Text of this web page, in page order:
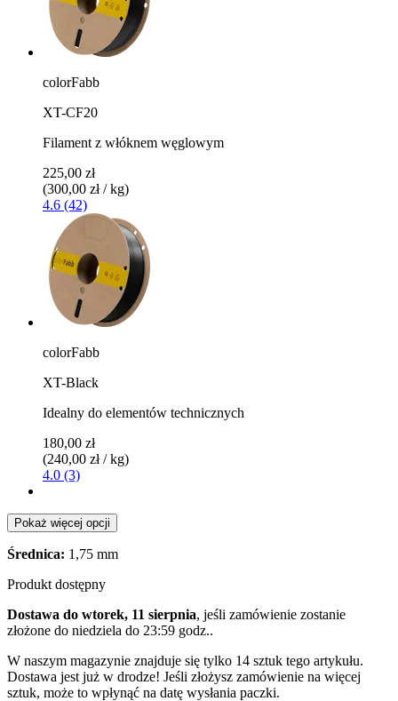
colorFabb
XT-CF20
Filament z włóknem węglowym
225,00 zł
(300,00 zł / kg)
4.6 (42)
colorFabb
XT-Black
Idealny do elementów technicznych
180,00 zł
(240,00 zł / kg)
4.0 (3)
Pokaż więcej opcji
Średnica: 1,75 mm
Produkt dostępny
Dostawa do wtorek, 11 sierpnia, jeśli zamówienie zostanie
złożone do niedziela do 23:59 godz..
W naszym magazynie znajduje się tylko 14 sztuk tego artykułu.
Dostawa jest już w drodze! Jeśli złożysz zamówienie na więcej
sztuk, może to wpłynąć na datę wysłania paczki.